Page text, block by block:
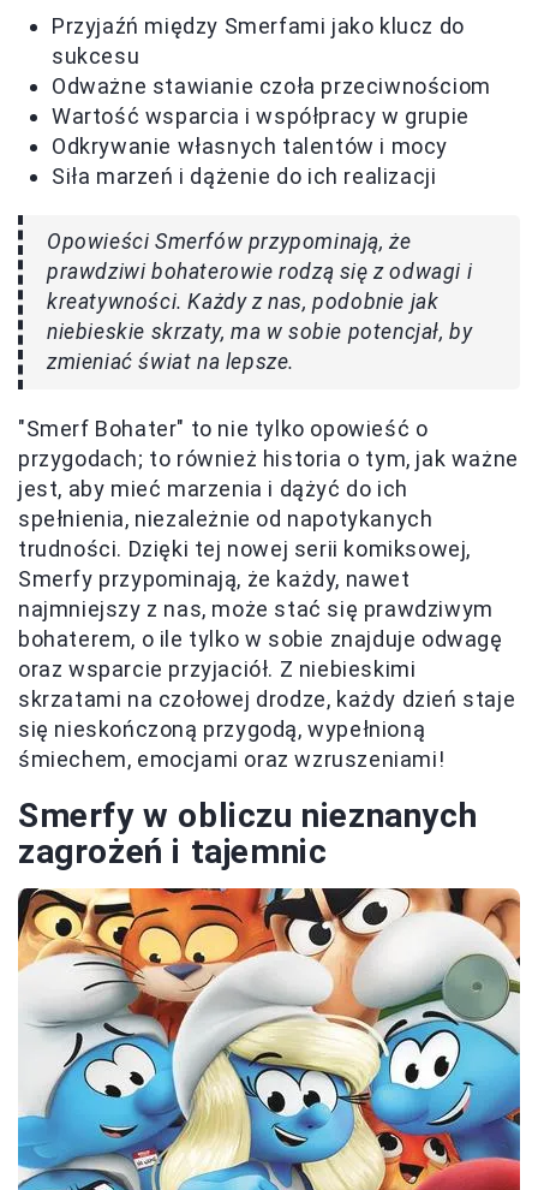
Przyjaźń między Smerfami jako klucz do
sukcesu
Odważne stawianie czoła przeciwnościom
Wartość wsparcia i współpracy w grupie
Odkrywanie własnych talentów i mocy
Siła marzeń i dążenie do ich realizacji
Opowieści Smerfów przypominają, że
prawdziwi bohaterowie rodzą się z odwagi i
kreatywności. Każdy z nas, podobnie jak
niebieskie skrzaty, ma w sobie potencjał, by
zmieniać świat na lepsze.
"Smerf Bohater" to nie tylko opowieść o
przygodach; to również historia o tym, jak ważne
jest, aby mieć marzenia i dążyć do ich
spełnienia, niezależnie od napotykanych
trudności. Dzięki tej nowej serii komiksowej,
Smerfy przypominają, że każdy, nawet
najmniejszy z nas, może stać się prawdziwym
bohaterem, o ile tylko w sobie znajduje odwagę
oraz wsparcie przyjaciół. Z niebieskimi
skrzatami na czołowej drodze, każdy dzień staje
się nieskończoną przygodą, wypełnioną
śmiechem, emocjami oraz wzruszeniami!
Smerfy w obliczu nieznanych
zagrożeń i tajemnic